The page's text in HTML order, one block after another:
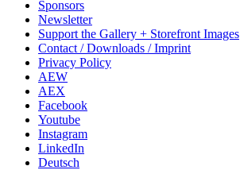
Sponsors
Newsletter
Support the Gallery + Storefront Images
Contact / Downloads / Imprint
Privacy Policy
AEW
AEX
Facebook
Youtube
Instagram
LinkedIn
Deutsch